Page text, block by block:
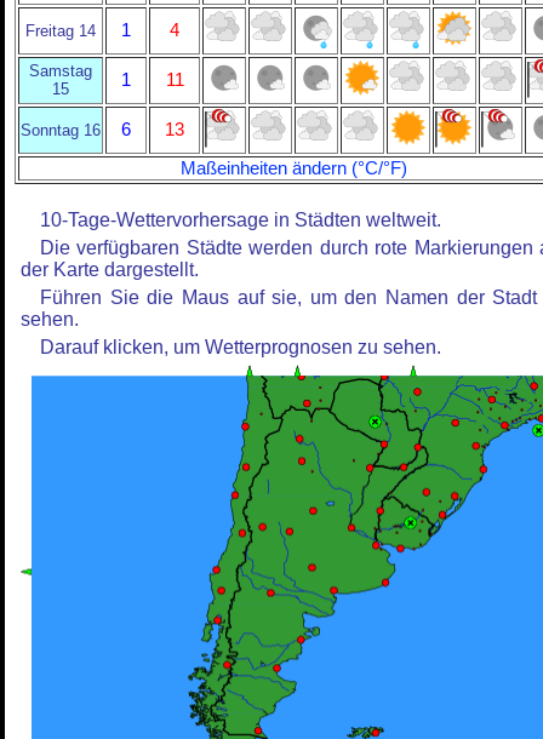
Freitag 14 1 4
Samstag
15
1 11
Sonntag 16 6
13
Maßeinheiten ändern (°C/°F)
10-Tage-Wettervorhersage in Städten weltweit.
Die verfügbaren Städte werden durch rote Markierungen
der Karte dargestellt.
Führen Sie die Maus auf sie, um den Namen der Stadt
sehen.
Darauf klicken, um Wetterprognosen zu sehen.